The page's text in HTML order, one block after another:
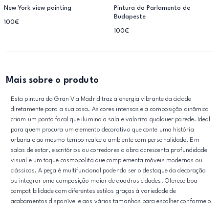
New York view painting
100€
Pintura do Parlamento de
Budapeste
100€
Mais sobre o produto
Esta pintura da Gran Via Madrid traz a energia vibrante da cidade
diretamente para a sua casa. As cores intensas e a composição dinâmica
criam um ponto focal que ilumina a sala e valoriza qualquer parede. Ideal
para quem procura um elemento decorativo que conte uma história
urbana e ao mesmo tempo realce o ambiente com personalidade. Em
salas de estar, escritórios ou corredores a obra acrescenta profundidade
visual e um toque cosmopolita que complementa móveis modernos ou
clássicos. A peça é multifuncional podendo ser o destaque da decoração
ou integrar uma composição maior de quadros cidades. Oferece boa
compatibilidade com diferentes estilos graças à variedade de
acabamentos disponível e aos vários tamanhos para escolher conforme o